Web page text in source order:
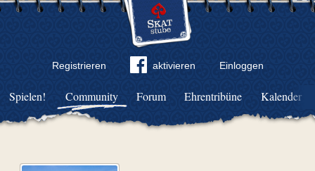
Registrieren aktivieren Einloggen
Community Forum Ehrentribüne Kalender
Spielen!